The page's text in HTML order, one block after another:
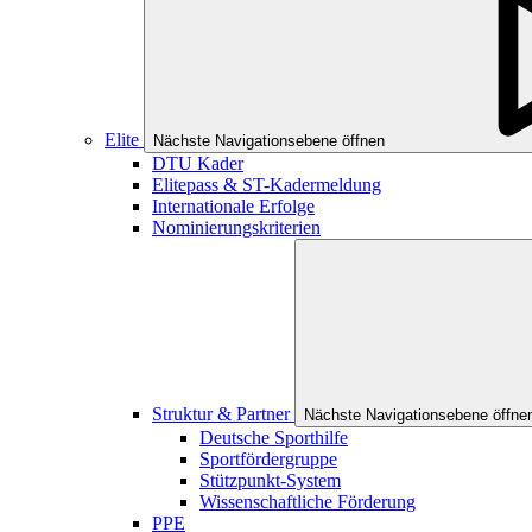
Elite Nächste Navigationsebene öffnen
DTU Kader
Elitepass & ST-Kadermeldung
Internationale Erfolge
Nominierungskriterien
Struktur & Partner Nächste Navigationsebene
Deutsche Sporthilfe
Sportfördergruppe
Stützpunkt-System
Wissenschaftliche Förderung
PPE